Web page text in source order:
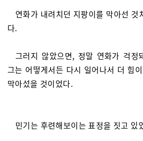
연화가 내려치던 지팡이를 막아선 것
다.
그러지 않았으면, 정말 연화가 걱정
그는 어떻게서든 다시 일어나서 더 힘
막아섰을 것이었다.
민기는 후련해보이는 표정을 짓고 있